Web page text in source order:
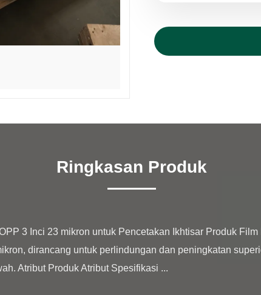
Ringkasan Produk
dirancang untuk perlindungan dan peningkatan
Atribut Produk Atribut Spesifikasi ...